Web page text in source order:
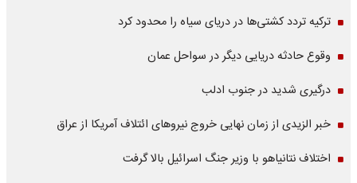
ترکیه تردد کشتی‌ها در دریای سیاه را محدود کرد
وقوع حادثه دریایی دیگر در سواحل عمان
درگیری شدید در جنوب ادلب
خبر الزیدی از زمان نهایی خروج نیروهای ائتلاف آمریکا از عراق
اختلاف نتانیاهو با وزیر جنگ اسرائیل بالا گرفت